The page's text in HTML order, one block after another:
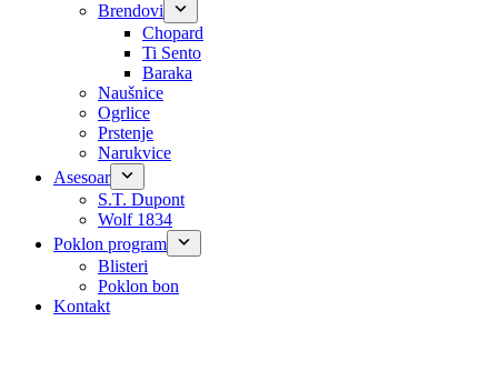
Brendovi
Chopard
Ti Sento
Baraka
Naušnice
Ogrlice
Prstenje
Narukvice
Asesoar
S.T. Dupont
Wolf 1834
Poklon program
Blisteri
Poklon bon
Kontakt